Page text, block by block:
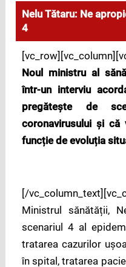
Nelu Tătaru: Ne
4
Noul ministru al
într-un interviu
pregătește de
coronavirusului și
funcție de evoluția
[/
Ministrul sănătății,
scenariul 4 al
tratarea cazurilor
în spital, tratarea